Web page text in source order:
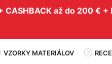
CASHBACK až do 200 € +
VZORKY MATERIÁLOV